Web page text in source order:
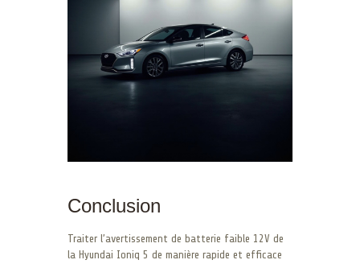
Conclusion
Traiter l’avertissement de batterie faible 12V de
la Hyundai Ioniq 5 de manière rapide et efficace